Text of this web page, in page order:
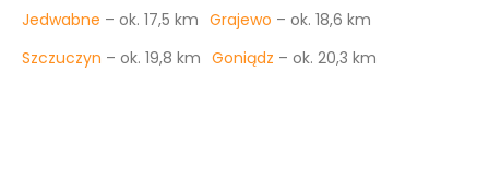
Jedwabne – ok. 17,5 km Grajewo – ok. 18,6 km
Szczuczyn – ok. 19,8 km Goniądz – ok. 20,3 km